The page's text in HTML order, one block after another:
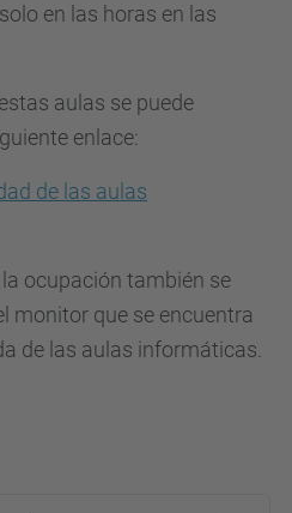
en las horas en las
aulas se puede
enlace:
de las aulas
ocupación también se
monitor que se encuentra
de las aulas informáticas.